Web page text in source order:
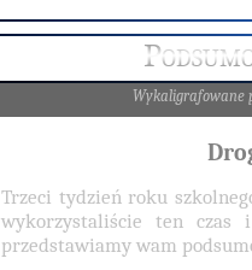
Wykaligrafowane
Trzeci tydzień roku
wykorzystaliście ten czas
przedstawiamy wam